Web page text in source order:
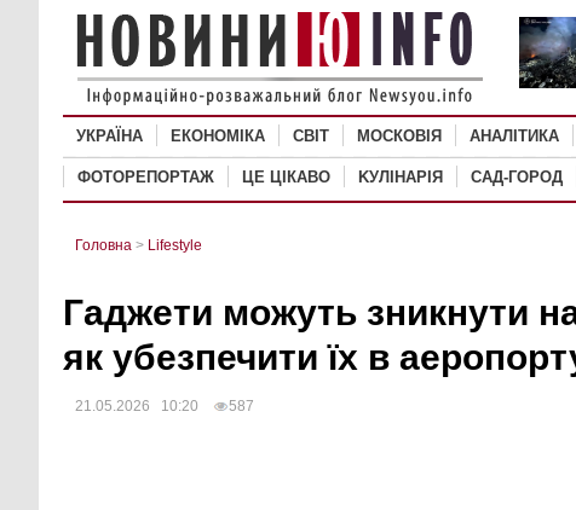
УКРАЇНА ЕКОНОМІКА СВІТ MОСКОВІЯ АНАЛІТИКА
ФОТОРЕПОРТАЖ ЦЕ ЦІКАВО KУЛІНАРІЯ САД-ГОРОД
Головна > Lifestyle
Гаджети можуть зникнути
як убезпечити їх в
21.05.2026 10:20 587